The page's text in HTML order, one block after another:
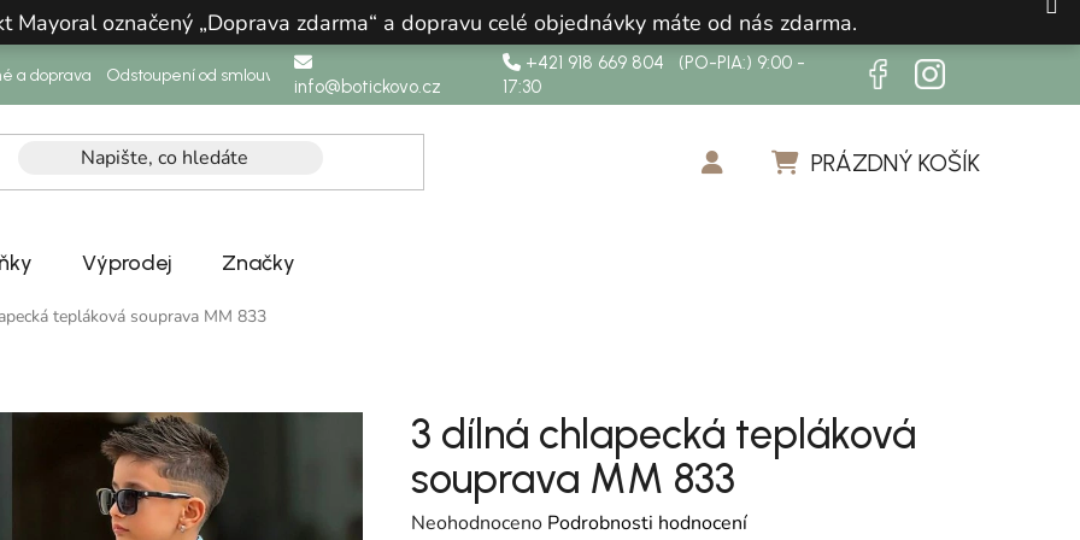
označený „Doprava zdarma“ a dopravu celé objednávky máte od nás zdarma.
a doprava Odstoupení od smlouvy info@botickovo.cz
+421 918 669 804 (PO-PIA:) 9:00 -
17:30
PRÁZDNÝ KOŠÍK
Výprodej Značky
tepláková souprava MM 833
3 dílná chlapecká tepláková
souprava MM 833
Průměrné hodnocení produktu je 0,0 z 5 hvězdiček.
Neohodnoceno Podrobnosti hodnocení